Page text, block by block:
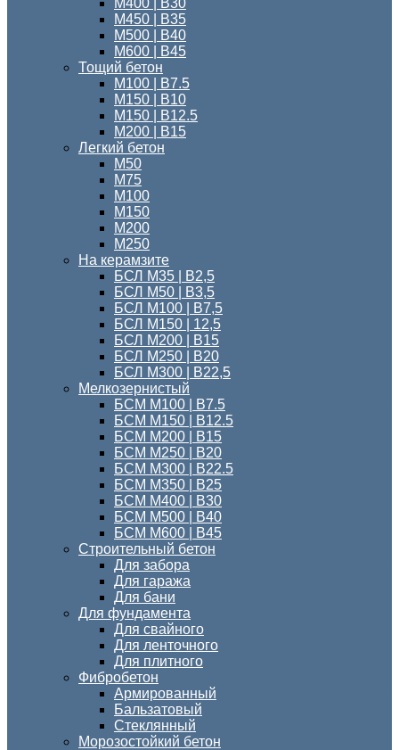
М400 | В30
М450 | В35
М500 | В40
М600 | В45
Тощий бетон
M100 | В7.5
М150 | B10
М150 | B12.5
М200 | В15
Легкий бетон
М50
М75
М100
М150
М200
М250
На керамзите
БСЛ М35 | В2,5
БСЛ М50 | В3,5
БСЛ М100 | В7,5
БСЛ М150 | 12,5
БСЛ М200 | В15
БСЛ M250 | В20
БСЛ М300 | B22,5
Мелкозернистый
БСМ M100 | B7.5
БСМ M150 | B12.5
БСМ М200 | В15
БСМ М250 | В20
БСМ М300 | В22.5
БСМ M350 | B25
БСМ М400 | B30
БСМ М500 | В40
БСМ М600 | В45
Строительный бетон
Для забора
Для гаража
Для бани
Для фундамента
Для свайного
Для ленточного
Для плитного
Фибробетон
Армированный
Бальзатовый
Стеклянный
Морозостойкий бетон